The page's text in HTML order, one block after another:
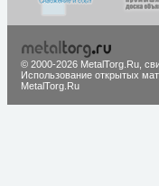
© 2000-2026 MetalTorg.Ru,
Использование открытых
MetalTorg.Ru